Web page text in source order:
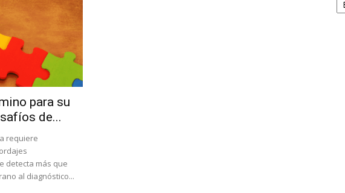
para su
de...
requiere
detecta más que
al diagnóstico...